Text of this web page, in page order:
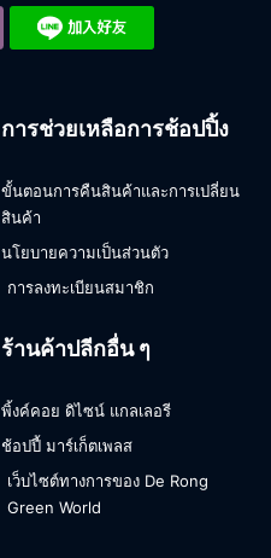
การช่วยเหลือการช้อปปิ้ง
ขั้นตอนการคืนสินค้าและการเปลี่ยน
สินค้า
นโยบายความเป็นส่วนตัว
การลงทะเบียนสมาชิก
ร้านค้าปลีกอื่น ๆ
พิ้งค์คอย ดิไซน์ แกลเลอรี
ช้อปปี้ มาร์เก็ตเพลส
เว็บไซต์ทางการของ De Rong
Green World